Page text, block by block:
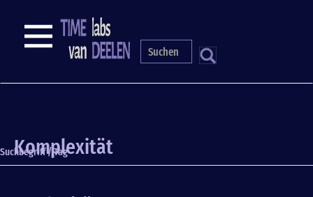
S
NAVIGATION
Komplexität
Suchbegriff / Tag